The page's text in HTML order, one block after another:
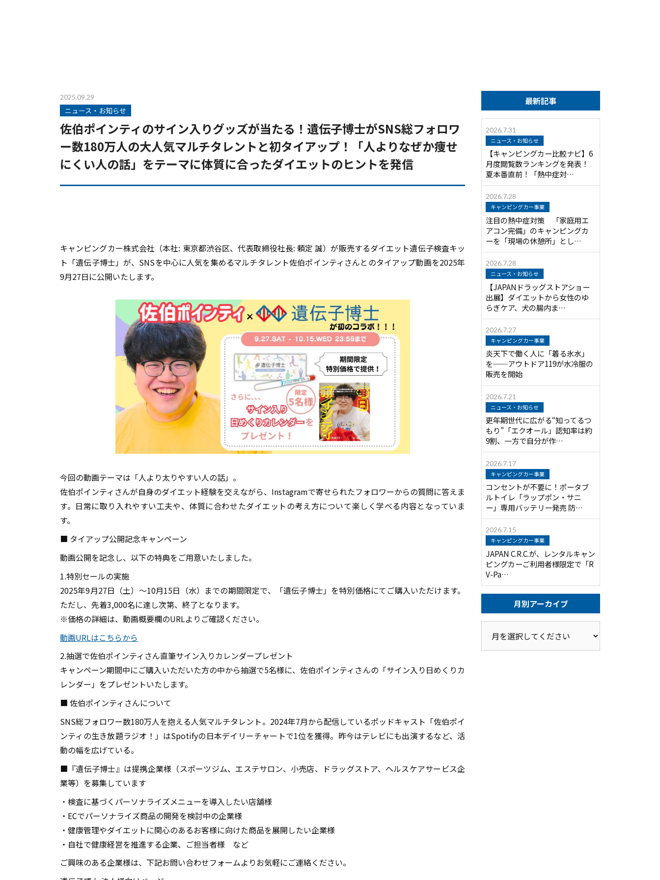
2025.09.29
ニュース・お知らせ
佐伯ポインティのサイン入りグッズが当たる！遺伝子博士がSNS総フォロワ
ー数180万人の大人気マルチタレントと初タイアップ！「人よりなぜか痩せ
にくい人の話」をテーマに体質に合ったダイエットのヒントを発信
キャンピングカー株式会社（本社: 東京都渋谷区、代表取締役社長: 頼定 誠）が販売するダイエット遺伝子検査キッ
ト「遺伝子博士」が、SNSを中心に人気を集めるマルチタレント佐伯ポインティさんとのタイアップ動画を2025年
9月27日に公開いたします。
今回の動画テーマは「人より太りやすい人の話」。
佐伯ポインティさんが自身のダイエット経験を交えながら、Instagramで寄せられたフォロワーからの質問に答えま
す。日常に取り入れやすい工夫や、体質に合わせたダイエットの考え方について楽しく学べる内容となっていま
す。
■ タイアップ公開記念キャンペーン
動画公開を記念し、以下の特典をご用意いたしました。
1.特別セールの実施
2025年9月27日（土）～10月15日（水）までの期間限定で、「遺伝子博士」を特別価格にてご購入いただけます。
ただし、先着3,000名に達し次第、終了となります。
※価格の詳細は、動画概要欄のURLよりご確認ください。
動画URLはこちらから
2.抽選で佐伯ポインティさん直筆サイン入りカレンダープレゼント
キャンペーン期間中にご購入いただいた方の中から抽選で5名様に、佐伯ポインティさんの「サイン入り日めくりカ
レンダー」をプレゼントいたします。
■ 佐伯ポインティさんについて
SNS総フォロワー数180万人を抱える人気マルチタレント。2024年7月から配信しているポッドキャスト「佐伯ポイ
ンティの生き放題ラジオ！」はSpotifyの日本デイリーチャートで1位を獲得。昨今はテレビにも出演するなど、活
動の幅を広げている。
■『遺伝子博士』は提携企業様（スポーツジム、エステサロン、小売店、ドラッグストア、ヘルスケアサービス企
業等）を募集しています
・検査に基づくパーソナライズメニューを導入したい店舗様
・ECでパーソナライズ商品の開発を検討中の企業様
・健康管理やダイエットに関心のあるお客様に向けた商品を展開したい企業様
・自社で健康経営を推進する企業、ご担当者様 など
ご興味のある企業様は、下記お問い合わせフォームよりお気軽にご連絡ください。
最新記事
2026.7.31
ニュース・お知らせ
【キャンピングカー比較ナビ】6
月度閲覧数ランキングを発表！
夏本番直前！「熱中症対…
2026.7.28
キャンピングカー事業
注目の熱中症対策 「家庭用エ
アコン完備」のキャンピングカ
ーを「現場の休憩所」とし…
2026.7.28
ニュース・お知らせ
【JAPANドラッグストアショー
出展】ダイエットから女性のゆ
らぎケア、犬の腸内ま…
2026.7.27
キャンピングカー事業
炎天下で働く人に「着る氷水」
を──アウトドア119が水冷服の
販売を開始
2026.7.21
ニュース・お知らせ
更年期世代に広がる“知ってるつ
もり”「エクオール」認知率は約
9割、一方で自分が作…
2026.7.17
キャンピングカー事業
コンセントが不要に！ポータブ
ルトイレ「ラップポン・サニ
ー」専用バッテリー発売 防…
2026.7.15
キャンピングカー事業
JAPAN C.R.C.が、レンタルキャン
ピングカーご利用者様限定で「R
V-Pa…
月別アーカイブ